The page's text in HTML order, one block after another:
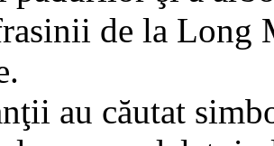
de la Long
au căutat